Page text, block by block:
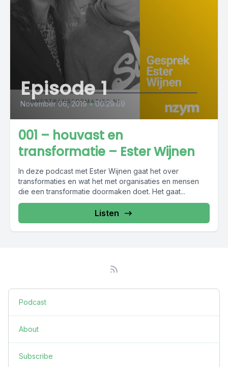
Episode 1
November 06, 2019 • 00:29:09
001 – houvast en
transformatie – Ester Wijnen
In deze podcast met Ester Wijnen gaat het over
transformaties en wat het met organisaties en mensen
die een transformatie doormaken doet. Het gaat...
Listen
Podcast
About
Subscribe